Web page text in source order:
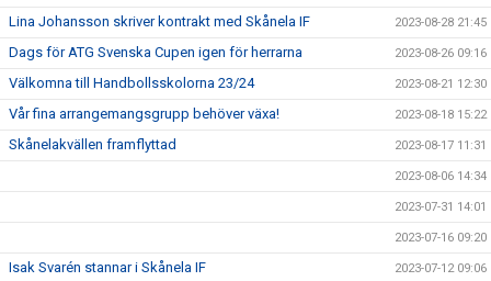
Lina Johansson skriver kontrakt med Skånela IF 2023-08-28 21:45
Dags för ATG Svenska Cupen igen för herrarna 2023-08-26 09:16
Välkomna till Handbollsskolorna 23/24 2023-08-21 12:30
Vår fina arrangemangsgrupp behöver växa! 2023-08-18 15:22
Skånelakvällen framflyttad 2023-08-17 11:31
2023-08-06 14:34
2023-07-31 14:01
2023-07-16 09:20
Isak Svarén stannar i Skånela IF 2023-07-12 09:06